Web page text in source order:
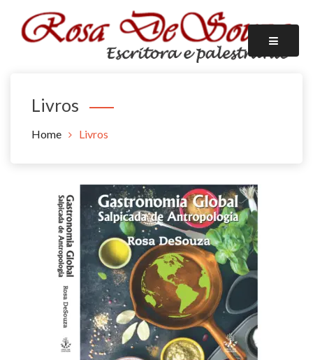
Livros
Home Livros